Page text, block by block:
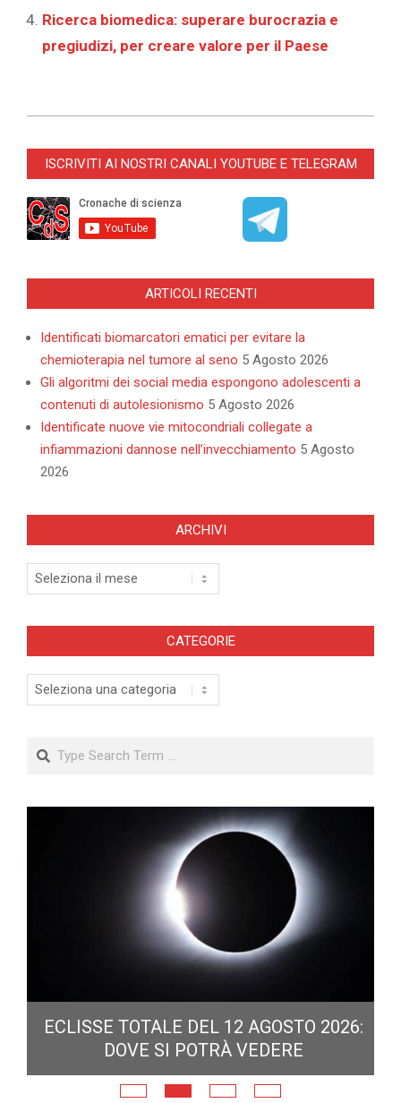
Ricerca biomedica: superare burocrazia e
pregiudizi, per creare valore per il Paese
10-
ISCRIVITI AI NOSTRI CANALI YOUTUBE E TELEGRAM
ARTICOLI RECENTI
Identificati biomarcatori ematici per evitare la
chemioterapia nel tumore al seno 5 Agosto 2026
Gli algoritmi dei social media espongono adolescenti a
contenuti di autolesionismo 5 Agosto 2026
Identificate nuove vie mitocondriali collegate a
infiammazioni dannose nell’invecchiamento 5 Agosto
2026
ARCHIVI
Archivi
CATEGORIE
Categorie
ECLISSE TOTALE DEL 12 AGOSTO 2026:
DOVE SI POTRÀ VEDERE